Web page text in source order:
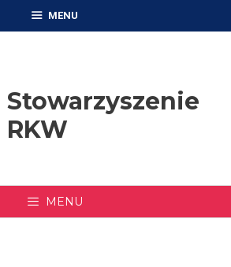
MENU
Stowarzyszenie
RKW
MENU